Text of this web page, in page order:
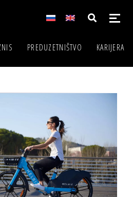
PREDUZETNIŠTVO KARIJERA